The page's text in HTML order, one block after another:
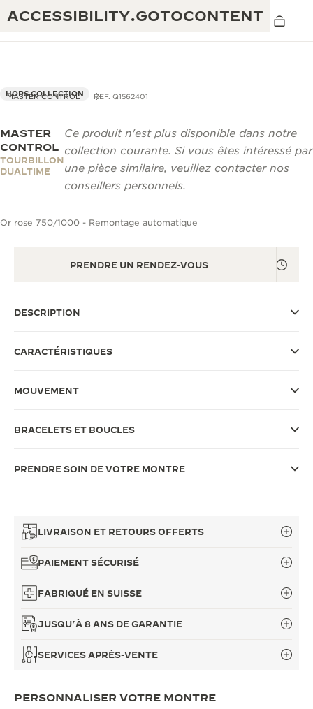
ACCESSIBILITY.GOTOCONTENT
GARANTIE JAEGER-LECOULTRE
GARANTIE DES MONTRES
THE GOLDEN RATIO MUSICAL SHOW
THE REVERSO 1931 CAFÉ
EXPOSITION « THE PERPETUAL
LE PIONNIER DE LA PRÉCISION
EXCELLENCE : PLUS DE 190 ANS
CRÉATIVITÉ : PLUS DE 430 BREVETS
SAVOIR-FAIRE : 108 MÉTIERS
MASTER CONTROL REF. Q1562401
HORS COLLECTION
MASTER
CONTROL
TOURBILLON
DUALTIME
Ce produit n'est plus disponible dans notre
collection courante. Si vous êtes intéressé par
une pièce similaire, veuillez contacter nos
conseillers personnels.
Or rose 750/1000 - Remontage automatique
PRENDRE UN RENDEZ-VOUS
DESCRIPTION
CARACTÉRISTIQUES
MOUVEMENT
BRACELETS ET BOUCLES
PRENDRE SOIN DE VOTRE MONTRE
LIVRAISON ET RETOURS OFFERTS
PAIEMENT SÉCURISÉ
FABRIQUÉ EN SUISSE
JUSQU’À 8 ANS DE GARANTIE
SERVICES APRÈS-VENTE
PERSONNALISER VOTRE MONTRE